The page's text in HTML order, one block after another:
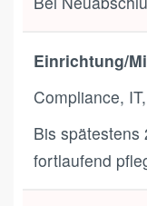
Einrichtung/
Compliance,
Bis spätestens
fortlaufend